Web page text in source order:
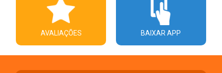
AVALIAÇÕES BAIXAR APP